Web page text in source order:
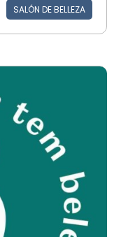
SALÓN DE BELLEZA